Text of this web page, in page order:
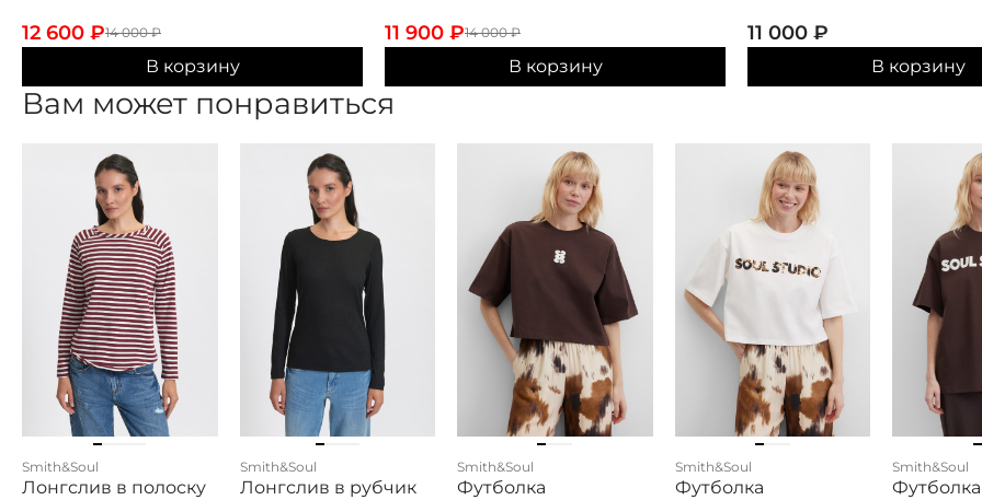
14 000₽
12 600 ₽
В корзину
14 000₽
11 900 ₽
В корзину
11 000 ₽
В корзину
Вам может понравиться
Smith&Soul
Лонгслив в полоску
Smith&Soul
Лонгслив в рубчик
Smith&Soul
Футболка
Smith&Soul
Футболка
Smith&Soul